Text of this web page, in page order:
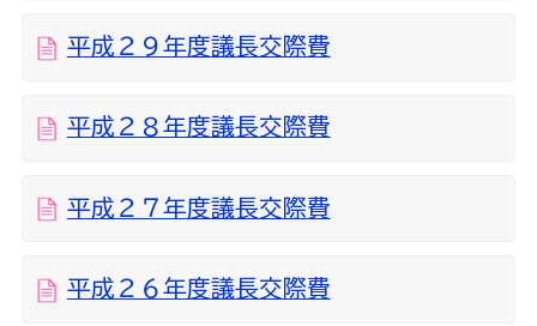
平成２９年度議長交際費
平成２８年度議長交際費
平成２７年度議長交際費
平成２６年度議長交際費